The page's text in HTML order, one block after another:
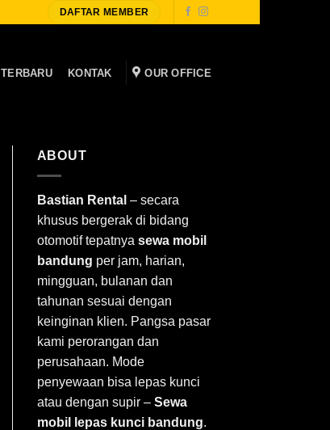
DAFTAR MEMBER
KONTAK OUR OFFICE
ABOUT
Bastian Rental – secara
khusus bergerak di bidang
otomotif tepatnya sewa mobil
bandung per jam, harian,
mingguan, bulanan dan
tahunan sesuai dengan
keinginan klien. Pangsa pasar
kami perorangan dan
perusahaan. Mode
penyewaan bisa lepas kunci
atau dengan supir – Sewa
mobil lepas kunci bandung.